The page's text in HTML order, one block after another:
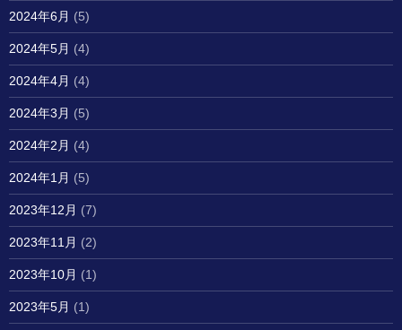
2024年6月 (5)
2024年5月 (4)
2024年4月 (4)
2024年3月 (5)
2024年2月 (4)
2024年1月 (5)
2023年12月 (7)
2023年11月 (2)
2023年10月 (1)
2023年5月 (1)